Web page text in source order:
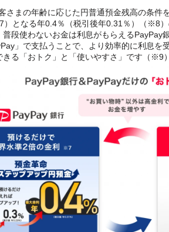
さまの年齢に応じた円普通預金残高の条件
となる年0.4％（税引後年0.31％）（※8
普段使わないお金は利息がもらえるPayPay
」で支払うことで、より効率的に利息を
る「おトク」と「使いやすさ」です（※9）